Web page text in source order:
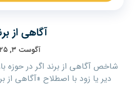
آگاهی از
آگوست ۳, ۲۰۲۵
شاخص آگاهی از برند اگر در حوزه
دیر یا زود با اصطلاح «آگاهی از